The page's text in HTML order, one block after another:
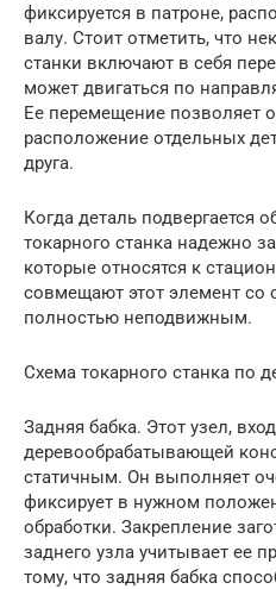
фиксируется в патроне,
валу. Стоит отметить, что
станки включают в себя
может двигаться по
Ее перемещение позволяет
расположение отдельных
друга.
Когда деталь подвергается
токарного станка надежно
которые относятся к
совмещают этот элемент со
полностью неподвижным.
Схема токарного станка по
Задняя бабка. Этот узел,
деревообрабатывающей
статичным. Он выполняет
фиксирует в нужном
обработки. Закрепление
заднего узла учитывает ее
тому, что задняя бабка